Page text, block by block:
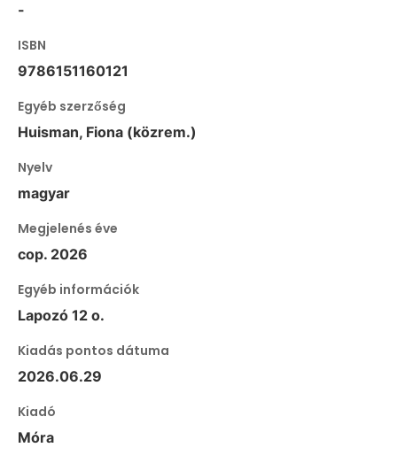
-
ISBN
9786151160121
Egyéb szerzőség
Huisman, Fiona (közrem.)
Nyelv
magyar
Megjelenés éve
cop. 2026
Egyéb információk
Lapozó 12 o.
Kiadás pontos dátuma
2026.06.29
Kiadó
Móra